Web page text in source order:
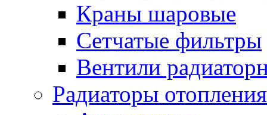
Краны шаровые
Сетчатые фильтры
Вентили
Радиаторы отопления